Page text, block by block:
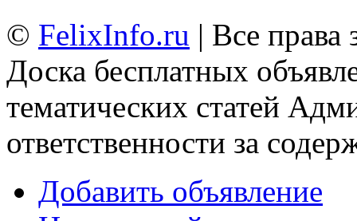
© FelixInfo.ru | Все
Доска бесплатных
тематических статей
ответственности за
Добавить объявление